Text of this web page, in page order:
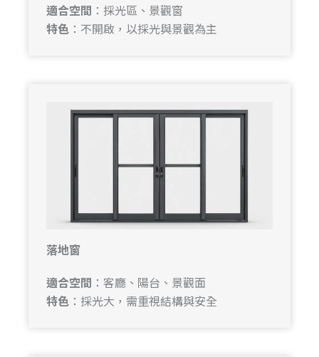
適合空間 ：採光區、景觀窗
特色 ：不開啟，以採光與景觀為主
落地窗
適合空間 ：客廳、陽台、景觀面
特色 ：採光大，需重視結構與安全